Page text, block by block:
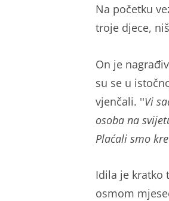
Na početku
troje djece,
On je
su se u
vjenčali. ''Vi
osoba na
Plaćali smo
Idila je kratko
osmom